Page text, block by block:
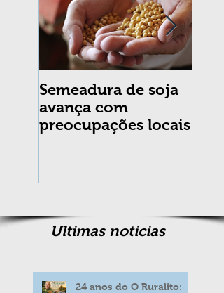
Semeadura de soja
avança com
preocupações locais
Ultimas noticias
24 anos do O Ruralito: